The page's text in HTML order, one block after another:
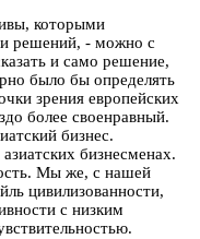
которыми
решений, - можно с
и само решение,
было бы определять
зрения европейских
более своенравный.
бизнес.
бизнесменах.
Мы же, с нашей
цивилизованности,
с низким